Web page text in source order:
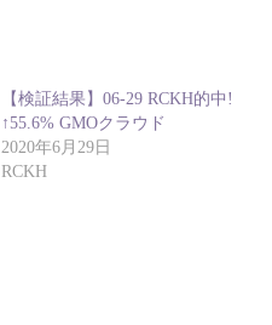
【検証結果】06-29 RCKH的中!
↑55.6% GMOクラウド
2020年6月29日
RCKH